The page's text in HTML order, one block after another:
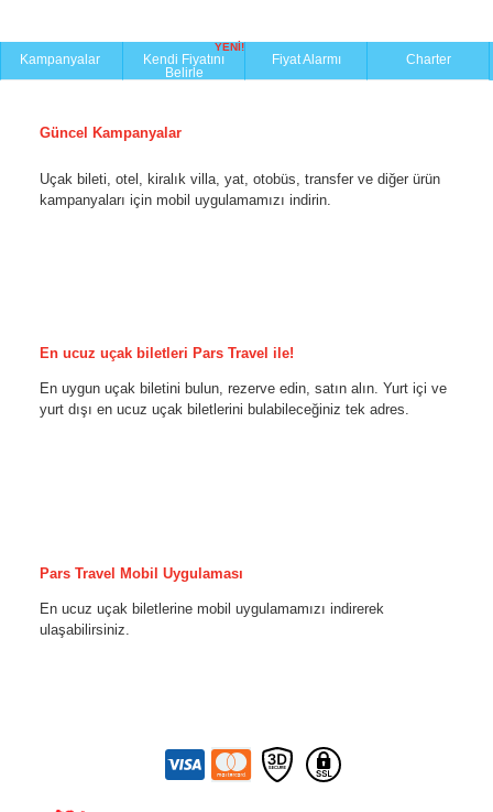
Kampanyalar
Kendi Fiyatını
Belirle
YENİ!
Fiyat Alarmı Charter
Güncel Kampanyalar
Uçak bileti, otel, kiralık villa, yat, otobüs, transfer ve diğer ürün
kampanyaları için mobil uygulamamızı indirin.
En ucuz uçak biletleri Pars Travel ile!
En uygun uçak biletini bulun, rezerve edin, satın alın. Yurt içi ve
yurt dışı en ucuz uçak biletlerini bulabileceğiniz tek adres.
Pars Travel Mobil Uygulaması
En ucuz uçak biletlerine mobil uygulamamızı indirerek
ulaşabilirsiniz.